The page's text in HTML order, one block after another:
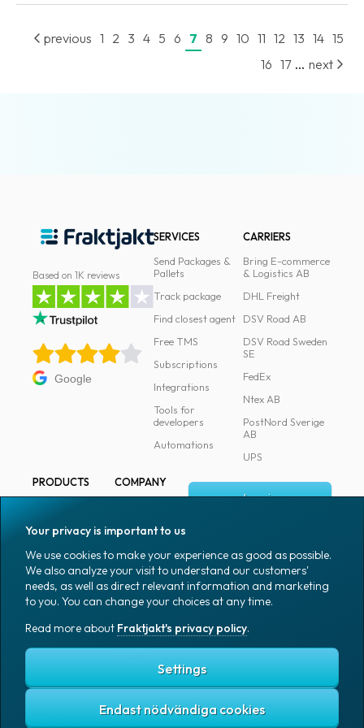
previous 1 2 3 4 5 6 7 8 9 10 11 12 13 14 15
16 17 ... next
Based on 1K reviews
Google
SERVICES
Send Packages &
Pallets
Track package
Find closest agent
Free TMS
Subscriptions
Integrations
Tools for
developers
Automations
CARRIERS
Bring E-commerce
& Logistics AB
DHL Freight
DSV Road AB
DSV Road Sweden
SE
FedEx
Ntex AB
PostNord Sverige
AB
UPS
PRODUCTS
Marking
Packaging
Packaging
accessories
Office goods
COMPANY
Media
Coworkers
Job & career
News archive
Blog
Log in
Sign up
English (US)
Fraktjakt's privacy policy Terms and conditions
Your privacy is important to us
We use cookies to make your experience as good as possible.
We also analyze your visit to understand our customers'
needs, as well as direct relevant information and marketing
to you. You can change your choices at any time.
Read more about Fraktjakt's privacy policy.
Settings
Endast nödvändiga cookies